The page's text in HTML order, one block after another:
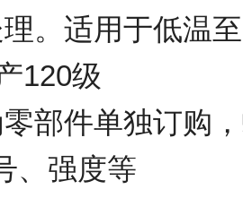
。适用于低温
120级
部件单独订购
、强度等